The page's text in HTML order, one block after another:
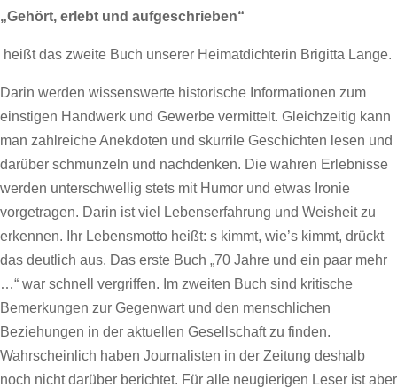
„Gehört, erlebt und aufgeschrieben“
heißt das zweite Buch unserer Heimatdichterin Brigitta Lange.
Darin werden wissenswerte historische Informationen zum
einstigen Handwerk und Gewerbe vermittelt. Gleichzeitig kann
man zahlreiche Anekdoten und skurrile Geschichten lesen und
darüber schmunzeln und nachdenken. Die wahren Erlebnisse
werden unterschwellig stets mit Humor und etwas Ironie
vorgetragen. Darin ist viel Lebenserfahrung und Weisheit zu
erkennen. Ihr Lebensmotto heißt: s kimmt, wie’s kimmt, drückt
das deutlich aus. Das erste Buch „70 Jahre und ein paar mehr
…“ war schnell vergriffen. Im zweiten Buch sind kritische
Bemerkungen zur Gegenwart und den menschlichen
Beziehungen in der aktuellen Gesellschaft zu finden.
Wahrscheinlich haben Journalisten in der Zeitung deshalb
noch nicht darüber berichtet. Für alle neugierigen Leser ist aber